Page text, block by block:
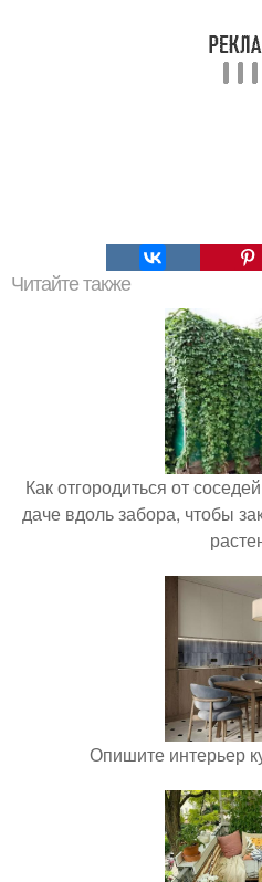
Читайте также
Как отгородиться от
даче вдоль забора, чтобы
Опишите интерьер